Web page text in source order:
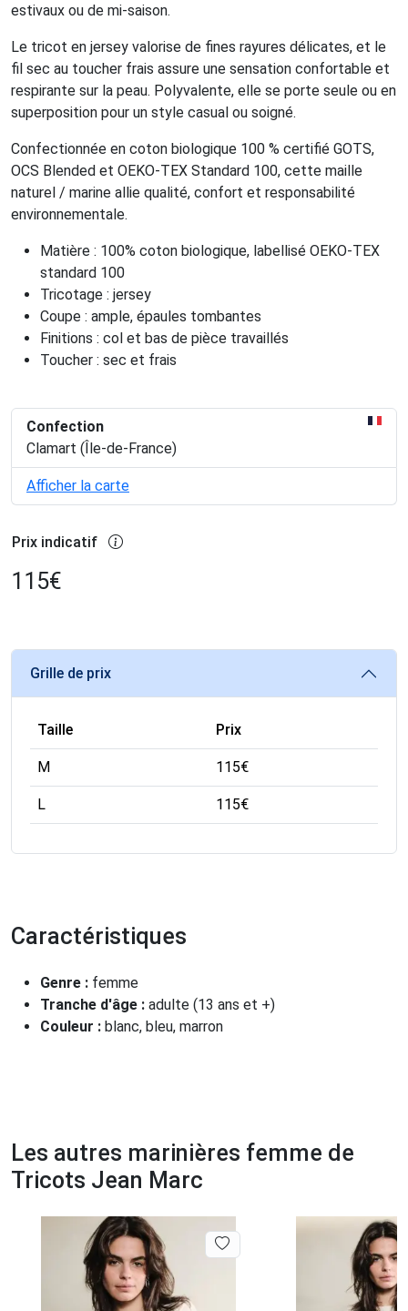
estivaux ou de mi-saison.
Le tricot en jersey valorise de fines rayures délicates, et le
fil sec au toucher frais assure une sensation confortable et
respirante sur la peau. Polyvalente, elle se porte seule ou en
superposition pour un style casual ou soigné.
Confectionnée en coton biologique 100 % certifié GOTS,
OCS Blended et OEKO-TEX Standard 100, cette maille
naturel / marine allie qualité, confort et responsabilité
environnementale.
Matière : 100% coton biologique, labellisé OEKO-TEX
standard 100
Tricotage : jersey
Coupe : ample, épaules tombantes
Finitions : col et bas de pièce travaillés
Toucher : sec et frais
Confection
Clamart (Île-de-France)
Afficher la carte
Prix indicatif
115€
Grille de prix
Taille Prix
M 115€
L 115€
Caractéristiques
Genre : femme
Tranche d'âge : adulte (13 ans et +)
Couleur : blanc, bleu, marron
Les autres marinières femme de
Tricots Jean Marc